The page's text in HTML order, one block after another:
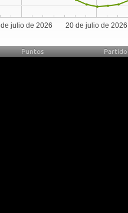
julio de 2026 20 de julio de 2026
Puntos Partido